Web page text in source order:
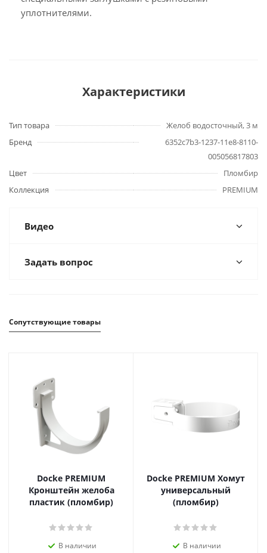
уплотнителями.
Характеристики
Тип товара
Желоб водосточный, 3 м
Бренд
6352c7b3-1237-11e8-8110-
005056817803
Цвет
Пломбир
Коллекция
PREMIUM
Видео
Задать вопрос
Сопутствующие товары
Docke PREMIUM
Кронштейн желоба
пластик (пломбир)
В наличии
Docke PREMIUM Хомут
универсальный
(пломбир)
В наличии